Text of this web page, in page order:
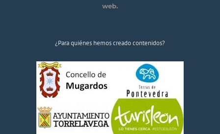
web.
¿Para quiénes hemos creado contenidos?